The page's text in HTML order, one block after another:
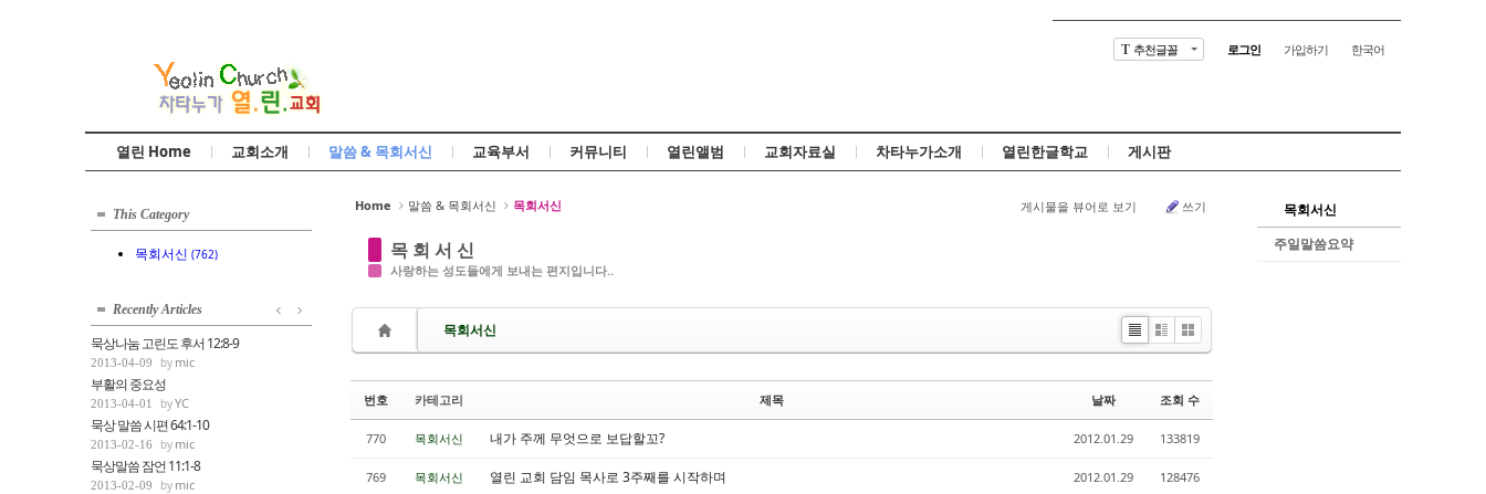
T 추천글꼴 로그인 가입하기 한국어
열린 Home 교회소개 말씀 & 목회서신 교육부서 커뮤니티 열린앨범 교회자료실 차타누가소개 열린한글학교 게시판
목회서신
주일말씀요약
Home 말씀 & 목회서신 목회서신 게시물을 뷰어로 보기 쓰기
목 회 서 신
사랑하는 성도들에게 보내는 편지입니다..
목회서신
Li
Zi
e
G
le
r
y
번호 카테고리 제목 날짜 조회 수
770 목회서신 내가 주께 무엇으로 보답할꼬? 2012.01.29 133819
769 목회서신 열린 교회 담임 목사로 3주째를 시작하며 2012.01.29 128476
This Category
목회서신 (762)
Recently Articles
묵상나눔 고린도 후서 12:8-9
2013-04-09 mic
부활의 중요성
2013-04-01 YC
묵상 말씀 시편 64:1-10
2013-02-16 mic
묵상말씀 잠언 11:1-8
2013-02-09 mic
Sketchbook5, 스케치북5
Sketchbook5, 스케치북5